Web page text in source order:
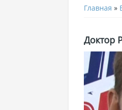
Главная »
Доктор